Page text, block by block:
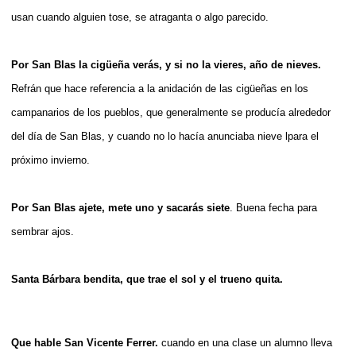
usan cuando alguien tose, se atraganta o algo parecido.
Por San Blas la cigüeña verás, y si no la vieres, año de nieves.
Refrán que hace referencia a la anidación de las cigüeñas en los
campanarios de los pueblos, que generalmente se producía alrededor
del día de San Blas, y cuando no lo hacía anunciaba nieve lpara el
próximo invierno.
Por San Blas ajete, mete uno y sacarás siete . Buena fecha para
sembrar ajos.
Santa Bárbara bendita, que trae el sol y el trueno quita.
Que hable San Vicente Ferrer. cuando en una clase un alumno lleva